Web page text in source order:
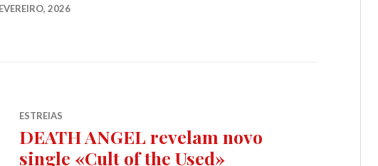
2026
ESTREIAS
DEATH ANGEL revelam novo
single «Cult of the Used»